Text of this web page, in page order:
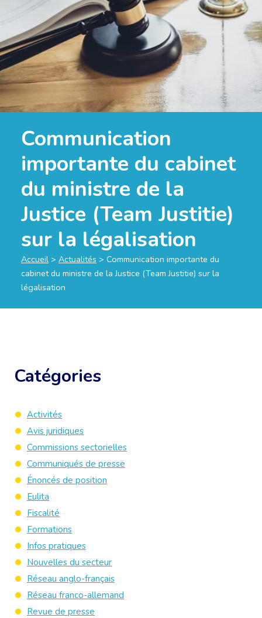
Communication
importante du cabinet
du ministre de la
Justice (Team Justitie)
sur la légalisation
Accueil > Actualités > Communication importante du
cabinet du ministre de la Justice (Team Justitie) sur la
légalisation
Catégories
Activités
Avis juridiques
Commissions sectorielles
Communiqués de presse
Énoncés de position
Eulita
Fiscalité
Formations
Infos pratiques
Nouvelles du secteur
Réseau anglo-français
Réseau franco-allemand
Revue de presse